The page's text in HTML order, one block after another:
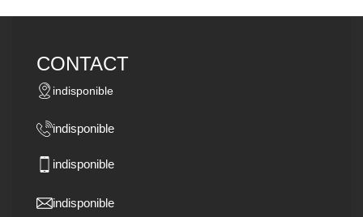
CONTACT
indisponible
indisponible
indisponible
indisponible